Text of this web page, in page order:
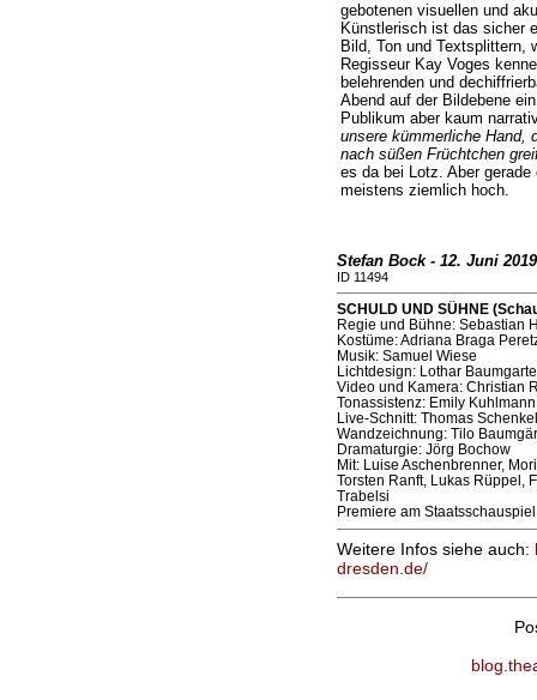
gebotenen visuellen und
Künstlerisch ist das sicher
Bild, Ton und Textsplittern,
Regisseur Kay Voges
belehrenden und
Abend auf der Bildebene
Publikum aber kaum
unsere kümmerliche Hand,
nach süßen Früchtchen
es da bei Lotz. Aber
meistens ziemlich hoch.
Stefan Bock - 12. Juni 2019
ID 11494
SCHULD UND SÜHNE
Regie und Bühne: Sebastian
Kostüme: Adriana Braga
Musik: Samuel Wiese
Lichtdesign: Lothar Baumgarte
Video und Kamera: Christian
Tonassistenz: Emily Kuhlmann
Live-Schnitt: Thomas
Wandzeichnung: Tilo
Dramaturgie: Jörg Bochow
Mit: Luise Aschenbrenner,
Torsten Ranft, Lukas Rüppel,
Trabelsi
Premiere am
Weitere Infos siehe auch:
dresden.de/